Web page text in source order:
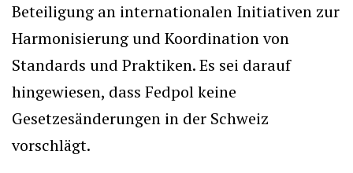
Beteiligung an internationalen Initiativen zur
Harmonisierung und Koordination von
Standards und Praktiken. Es sei darauf
hingewiesen, dass Fedpol keine
Gesetzesänderungen in der Schweiz
vorschlägt.